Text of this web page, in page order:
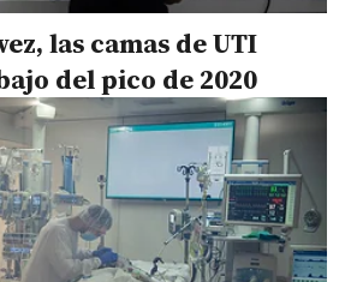
las camas de UTI
del pico de 2020